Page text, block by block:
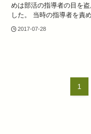
めは部活の指導者の目を
した。 当時の指導者を責
2017-07-28
1